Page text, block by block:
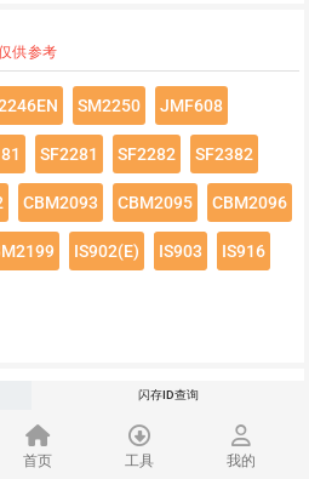
首页 工具 我的
供参考
SM2250 JMF608
SF2281 SF2282 SF2382
CBM2093 CBM2095 CBM2096
IS902(E) IS903 IS916
看该闪存速度详情
闪存ID查询